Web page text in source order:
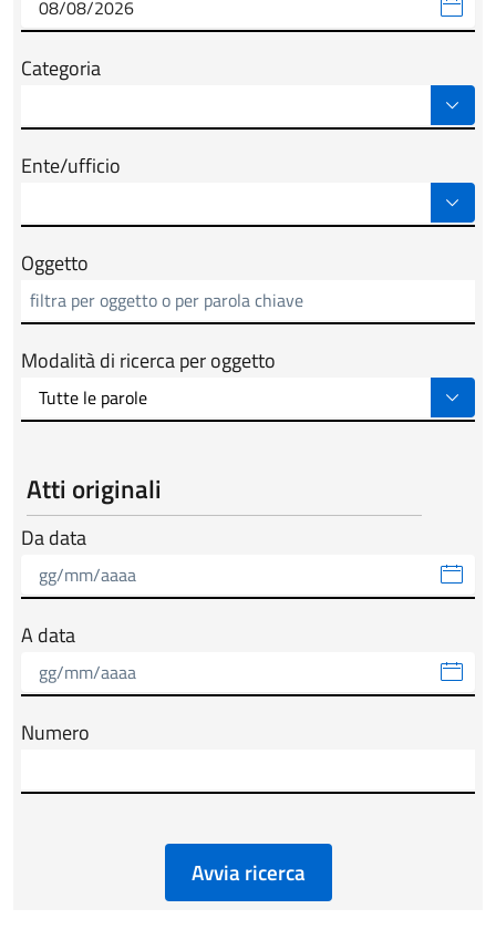
Categoria
Ente/ufficio
Oggetto
Modalità di ricerca per oggetto
Atti originali
Da data
A data
Numero
Avvia ricerca